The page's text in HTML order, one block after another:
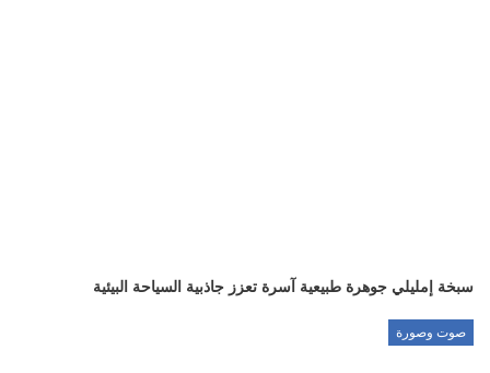
سبخة إمليلي جوهرة طبيعية آسرة تعزز جاذبية السياحة البيئية
صوت وصورة